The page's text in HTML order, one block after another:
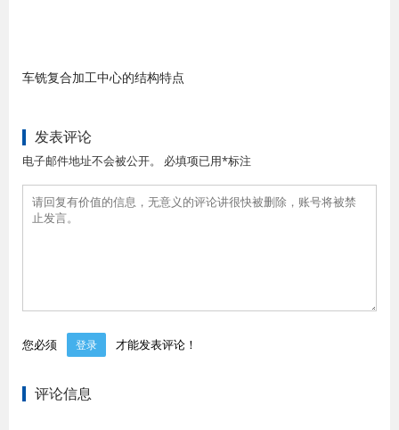
车铣复合加工中心的结构特点
发表评论
电子邮件地址不会被公开。 必填项已用*标注
您必须 登录 才能发表评论！
评论信息